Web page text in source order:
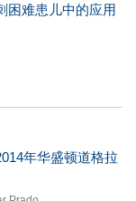
困难患儿中的应用
年华盛顿道格拉